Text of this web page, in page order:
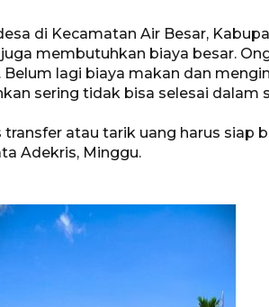
di Kecamatan Air Besar,
membutuhkan biaya besar.
Belum lagi biaya makan dan
sering tidak bisa selesai dalam
transfer atau tarik uang harus siap
Adekris, Minggu.